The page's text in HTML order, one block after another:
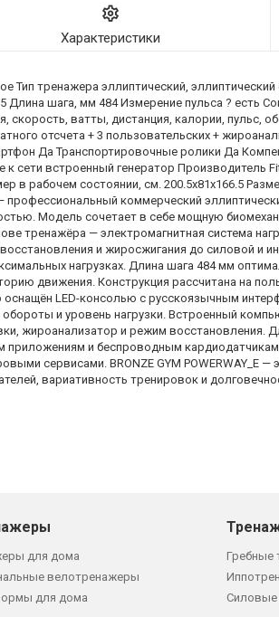
Характеристики
Тип тренажера эллиптический,
Длина шага, мм 484 Измерение пульса ? есть
скорость, ватты, дистанция, калории, пульс,
отсчета + 3 пользовательских +
Да Транспортировочные ролики Да
сети встроенный генератор Производитель
в рабочем состоянии, см. 200.5х81x166.5
— профессиональный коммерческий
Модель сочетает в себе мощную
тренажёра — электромагнитная система
и жиросжигания до силовой и
нагрузках. Длина шага 484 мм
движения. Конструкция рассчитана на
оснащён LED-консолью с русскоязычным
и уровень нагрузки. Встроенный
жироанализатор и режим восстановления.
и беспроводным
сервисами. BRONZE GYM POWERWAY_E
вариативность тренировок и
для дома
велотренажеры
для дома
Гребные